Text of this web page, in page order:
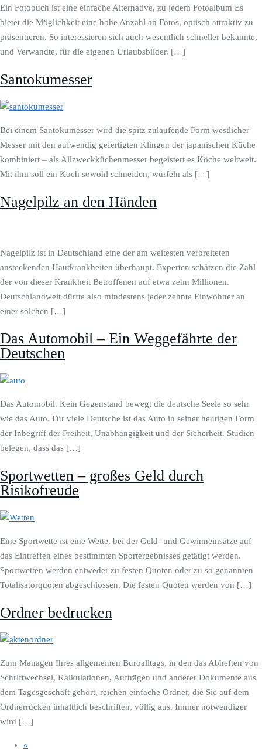
Ein Fotobuch ist eine einfache Alternative, zu jedem Fotoalbum Es
bietet die Möglichkeit eine hohe Anzahl an Fotos, optisch attraktiv zu
präsentieren. So interessieren sich auch wesentlich schneller bekannte,
und Verwandte, für die eigenen Urlaubsbilder. […]
Santokumesser
Bei einem Santokumesser wird die spitz zulaufende Form westlicher
Messer mit den aufwendig gefertigten Klingen der japanischen Küche
kombiniert – als Allzweckküchenmesser begeistert es Köche weltweit.
Mit ihm soll ein Koch sowohl schneiden, würfeln als […]
Nagelpilz an den Händen
Nagelpilz ist in Deutschland eine der am weitesten verbreiteten
ansteckenden Hautkrankheiten überhaupt. Experten schätzen die Zahl
der von dieser Krankheit Betroffenen auf etwa zehn Millionen.
Deutschlandweit dürfte also mindestens jeder zehnte Einwohner an
einer solchen […]
Das Automobil – Ein Weggefährte der
Deutschen
Das Automobil. Kein Gegenstand bewegt die deutsche Seele so sehr
wie das Auto. Für viele Deutsche ist das Auto in seiner heutigen Form
der Inbegriff der Freiheit, Unabhängigkeit und der Sicherheit. Studien
belegen, dass das […]
Sportwetten – großes Geld durch
Risikofreude
Eine Sportwette ist eine Wette, bei der Geld- und Gewinneinsätze auf
das Eintreffen eines bestimmten Sportergebnisses getätigt werden.
Sportwetten werden entweder zu festen Quoten oder zu so genannten
Totalisatorquoten abgeschlossen. Die festen Quoten werden von […]
Ordner bedrucken
Zum Managen Ihres allgemeinen Büroalltags, in den das Abheften von
Schriftwechsel, Kalkulationen, Aufträgen und anderer Dokumente aus
dem Tagesgeschäft gehört, reichen einfache Ordner, die Sie auf dem
Ordnerrücken inhaltlich beschriften, völlig aus. Immer notwendiger
wird […]
«